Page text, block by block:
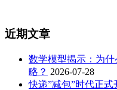
近期文章
数学模型揭示：为
略？ 2026-07-28
快递”减包”时代正式